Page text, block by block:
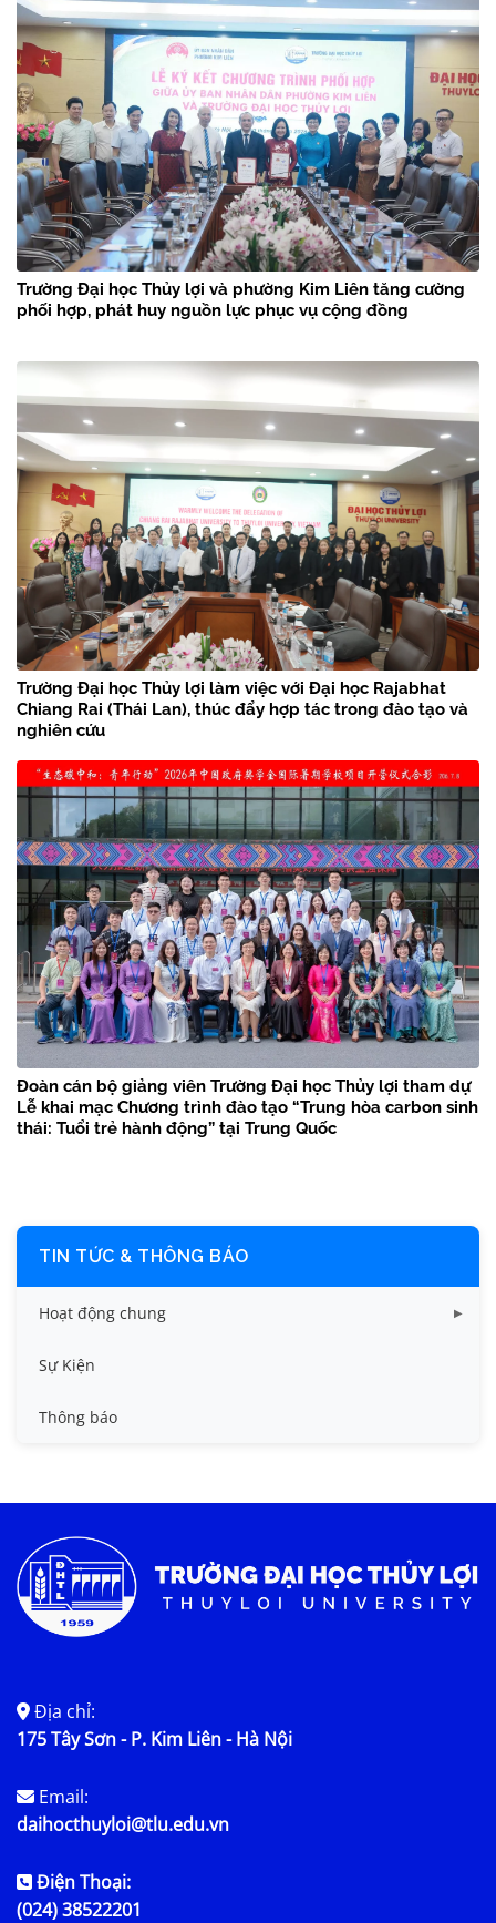
Trường Đại học Thủy lợi và phường Kim Liên tăng cường
phối hợp, phát huy nguồn lực phục vụ cộng đồng
Trường Đại học Thủy lợi làm việc với Đại học Rajabhat
Chiang Rai (Thái Lan), thúc đẩy hợp tác trong đào tạo và
nghiên cứu
Đoàn cán bộ giảng viên Trường Đại học Thủy lợi tham dự
Lễ khai mạc Chương trình đào tạo “Trung hòa carbon sinh
thái: Tuổi trẻ hành động” tại Trung Quốc
TIN TỨC & THÔNG BÁO
Hoạt động chung
Tin công tác sinh viên
Tin đào tạo
Tin tức chung
Sự Kiện
Thông báo
Địa chỉ:
175 Tây Sơn - P. Kim Liên - Hà Nội
Email:
daihocthuyloi@tlu.edu.vn
Điện Thoại:
(024) 38522201